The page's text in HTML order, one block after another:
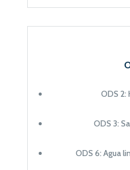
ODS 2:
ODS 3:
ODS 6: Agua